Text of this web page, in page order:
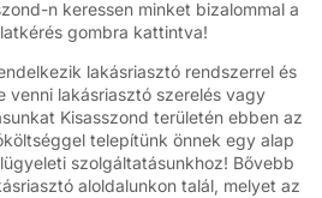
n keressen minket bizalommal a
gombra kattintva!
lakásriasztó rendszerrel és
venni lakásriasztó szerelés vagy
Kisasszond területén ebben az
telepítünk önnek egy alap
szolgáltatásunkhoz! Bővebb
aloldalunkon talál, melyet az